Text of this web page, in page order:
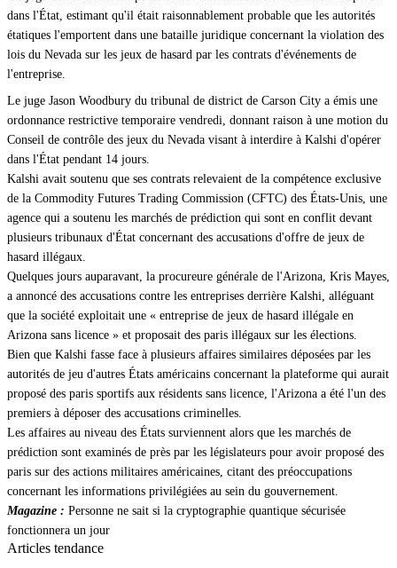
dans l'État, estimant qu'il était raisonnablement probable que les autorités
étatiques l'emportent dans une bataille juridique concernant la violation des
lois du Nevada sur les jeux de hasard par les contrats d'événements de
l'entreprise.
Le juge Jason Woodbury du tribunal de district de Carson City a émis une
ordonnance restrictive temporaire vendredi, donnant raison à une motion du
Conseil de contrôle des jeux du Nevada visant à interdire à Kalshi d'opérer
dans l'État pendant 14 jours.
Kalshi avait soutenu que ses contrats relevaient de la compétence exclusive
de la Commodity Futures Trading Commission (CFTC) des États-Unis, une
agence qui a soutenu les marchés de prédiction qui sont en conflit devant
plusieurs tribunaux d'État concernant des accusations d'offre de jeux de
hasard illégaux.
Quelques jours auparavant, la procureure générale de l'Arizona, Kris Mayes,
a annoncé des accusations contre les entreprises derrière Kalshi, alléguant
que la société exploitait une « entreprise de jeux de hasard illégale en
Arizona sans licence » et proposait des paris illégaux sur les élections.
Bien que Kalshi fasse face à plusieurs affaires similaires déposées par les
autorités de jeu d'autres États américains concernant la plateforme qui aurait
proposé des paris sportifs aux résidents sans licence, l'Arizona a été l'un des
premiers à déposer des accusations criminelles.
Les affaires au niveau des États surviennent alors que les marchés de
prédiction sont examinés de près par les législateurs pour avoir proposé des
paris sur des actions militaires américaines, citant des préoccupations
concernant les informations privilégiées au sein du gouvernement.
Magazine : Personne ne sait si la cryptographie quantique sécurisée
fonctionnera un jour
Articles tendance